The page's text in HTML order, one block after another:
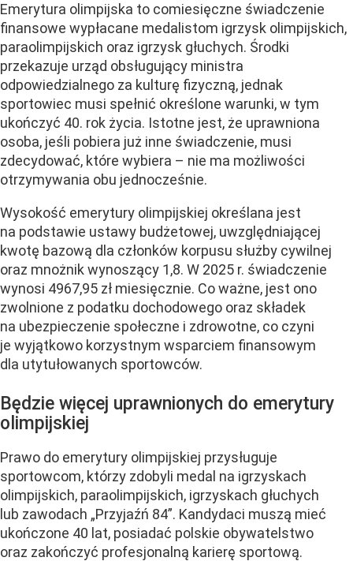
Emerytura olimpijska to comiesięczne świadczenie
finansowe wypłacane medalistom igrzysk olimpijskich,
paraolimpijskich oraz igrzysk głuchych. Środki
przekazuje urząd obsługujący ministra
odpowiedzialnego za kulturę fizyczną, jednak
sportowiec musi spełnić określone warunki, w tym
ukończyć 40. rok życia. Istotne jest, że uprawniona
osoba, jeśli pobiera już inne świadczenie, musi
zdecydować, które wybiera – nie ma możliwości
otrzymywania obu jednocześnie.
Wysokość emerytury olimpijskiej określana jest
na podstawie ustawy budżetowej, uwzględniającej
kwotę bazową dla członków korpusu służby cywilnej
oraz mnożnik wynoszący 1,8. W 2025 r. świadczenie
wynosi 4967,95 zł miesięcznie. Co ważne, jest ono
zwolnione z podatku dochodowego oraz składek
na ubezpieczenie społeczne i zdrowotne, co czyni
je wyjątkowo korzystnym wsparciem finansowym
dla utytułowanych sportowców.
Będzie więcej uprawnionych do emerytury
olimpijskiej
Prawo do emerytury olimpijskiej przysługuje
sportowcom, którzy zdobyli medal na igrzyskach
olimpijskich, paraolimpijskich, igrzyskach głuchych
lub zawodach „Przyjaźń 84”. Kandydaci muszą mieć
ukończone 40 lat, posiadać polskie obywatelstwo
oraz zakończyć profesjonalną karierę sportową.